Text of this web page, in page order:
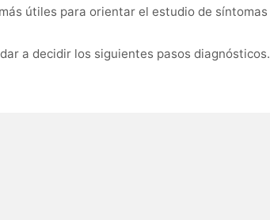
útiles para orientar el estudio de síntomas
a decidir los siguientes pasos diagnósticos.